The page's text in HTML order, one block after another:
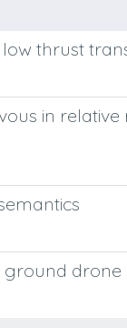
thrust
in relative
ground drone